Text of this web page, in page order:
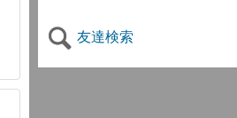
友達検索